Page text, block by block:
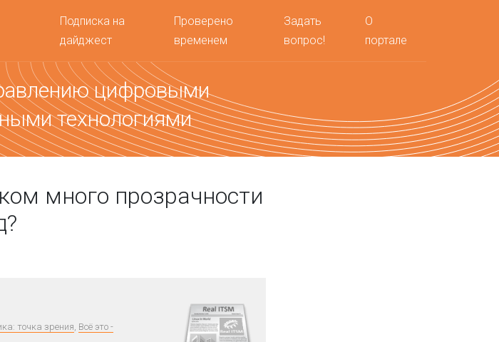
Подписка на
дайджест
Проверено
временем
Задать
вопрос!
О
портале
цифровыми
технологиями
много прозрачности
точка зрения, Всё это -